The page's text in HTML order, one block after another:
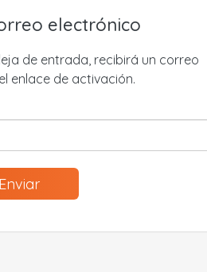
electrónico
de entrada, recibirá un correo
enlace de activación.
Enviar